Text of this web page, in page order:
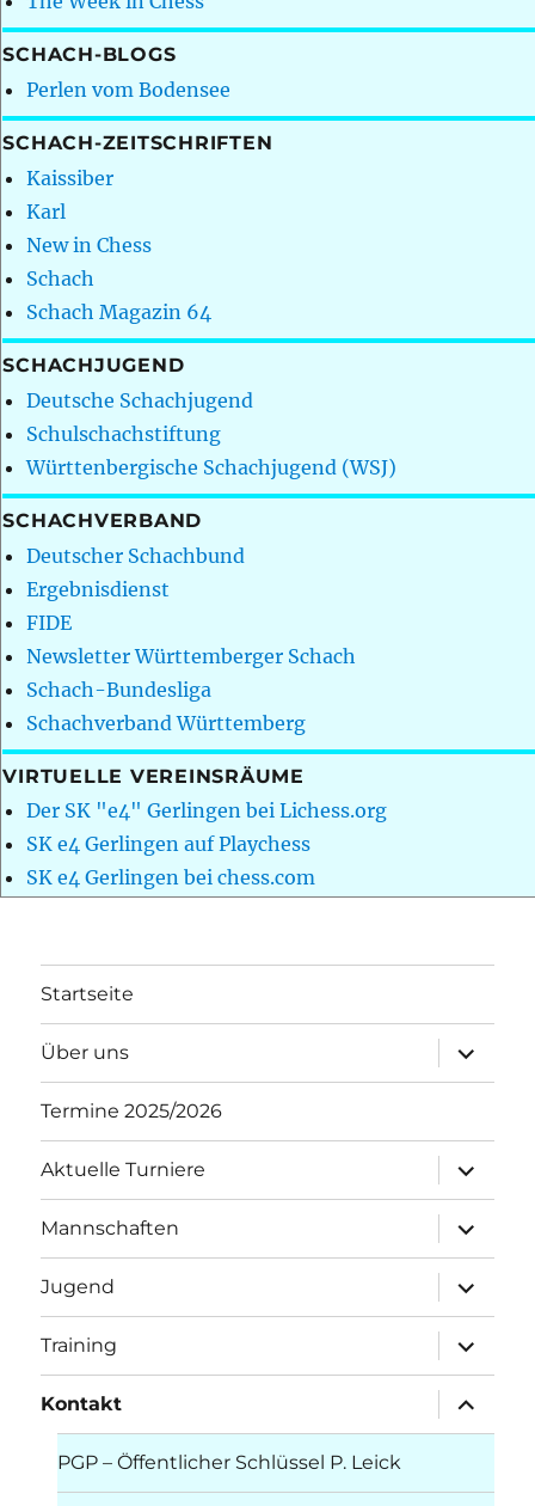
SCHACH-BLOGS
Perlen vom Bodensee
SCHACH-ZEITSCHRIFTEN
Kaissiber
Karl
New in Chess
Schach
Schach Magazin 64
SCHACHJUGEND
Deutsche Schachjugend
Schulschachstiftung
Württenbergische Schachjugend (WSJ)
SCHACHVERBAND
Deutscher Schachbund
Ergebnisdienst
FIDE
Newsletter Württemberger Schach
Schach-Bundesliga
Schachverband Württemberg
VIRTUELLE VEREINSRÄUME
Der SK "e4" Gerlingen bei Lichess.org
SK e4 Gerlingen auf Playchess
SK e4 Gerlingen bei chess.com
Startseite
Über uns
öffnen
Termine 2025/2026
Aktuelle Turniere
öffnen
Mannschaften
öffnen
Jugend
öffnen
Training
öffnen
Kontakt
öffnen
PGP – Öffentlicher Schlüssel P. Leick